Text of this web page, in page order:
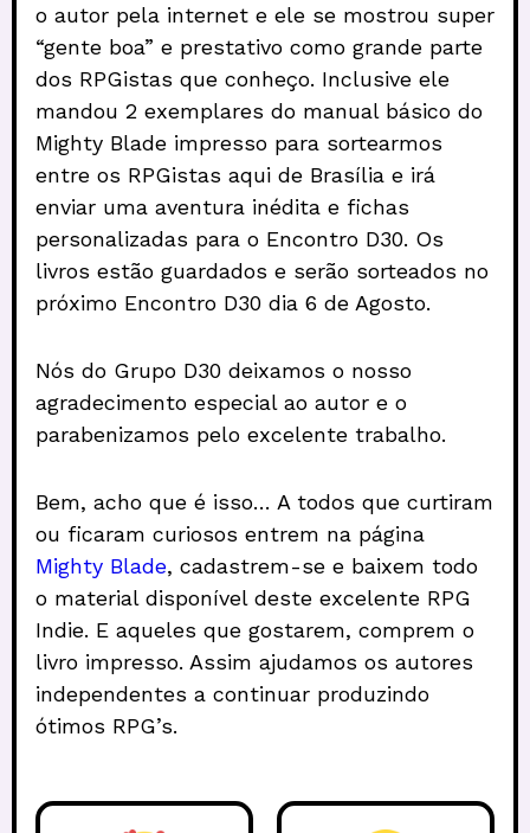
o autor pela internet e ele se mostrou super
“gente boa” e prestativo como grande parte
dos RPGistas que conheço. Inclusive ele
mandou 2 exemplares do manual básico do
Mighty Blade impresso para sortearmos
entre os RPGistas aqui de Brasília e irá
enviar uma aventura inédita e fichas
personalizadas para o Encontro D30. Os
livros estão guardados e serão sorteados no
próximo Encontro D30 dia 6 de Agosto.
Nós do Grupo D30 deixamos o nosso
agradecimento especial ao autor e o
parabenizamos pelo excelente trabalho.
Bem, acho que é isso… A todos que curtiram
ou ficaram curiosos entrem na página
Mighty Blade, cadastrem-se e baixem todo
o material disponível deste excelente RPG
Indie. E aqueles que gostarem, comprem o
livro impresso. Assim ajudamos os autores
independentes a continuar produzindo
ótimos RPG’s.